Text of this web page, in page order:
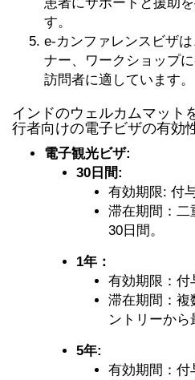
す。
e-カンファレンスビザ
ナー、ワークショップ
訪問者に適しています。
インドのウェルカムマット
行者向けの電子ビザの有効
電子観光ビザ:
30日間:
有効期限: 付
滞在期間：二
30日間。
1年：
有効期限：付
滞在期間：複
ントリーから
5年:
有効期間：付